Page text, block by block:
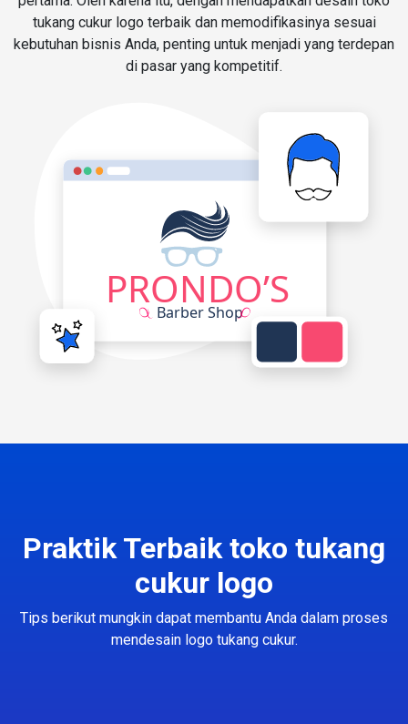
tukang cukur logo terbaik dan memodifikasinya sesuai
kebutuhan bisnis Anda, penting untuk menjadi yang terdepan
di pasar yang kompetitif.
Praktik Terbaik toko tukang
cukur logo
Tips berikut mungkin dapat membantu Anda dalam proses
mendesain logo tukang cukur.